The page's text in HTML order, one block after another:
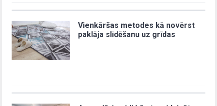
Vienkāršas metodes kā novērst
paklāja slīdēšanu uz grīdas